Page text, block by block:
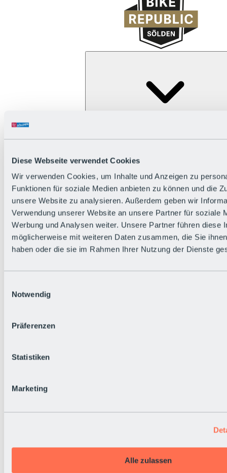
Diese Webseite verwendet Cookies
Wir verwenden Cookies, um Inhalte und Anzeigen zu
Funktionen für soziale Medien anbieten zu können und die
unsere Website zu analysieren. Außerdem geben wir
Verwendung unserer Website an unsere Partner für soziale
Werbung und Analysen weiter. Unsere Partner führen diese
möglicherweise mit weiteren Daten zusammen, die Sie
haben oder die sie im Rahmen Ihrer Nutzung der Dienste
Notwendig
Präferenzen
Statistiken
Marketing
Alle zulassen
Bürger:in werden
Bikepark-Rules
Bikepark-Partnerschaften
Nachhaltigkeit in der BRS
Bikepark & Tickets